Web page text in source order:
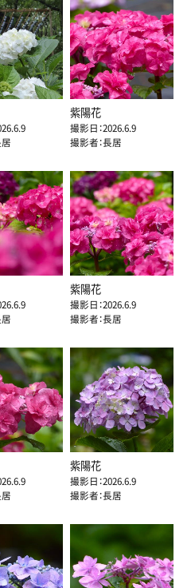
紫陽花
撮影日：2026.6.9
撮影者：長居
紫陽花
撮影日：2026.6.9
撮影者：長居
紫陽花
撮影日：2026.6.9
撮影者：長居